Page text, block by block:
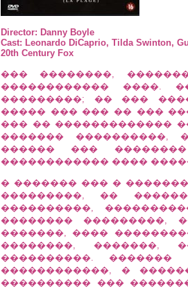
Director: Danny Boyle
Cast: Leonardo DiCaprio, Tilda Swinton,
20th Century Fox
��� ��������,
������������ ����.
���������; �� ���
����� ��� ��� �� ���
��� �� �������������
������� ����������,
������ ���
������������ ����
� ������� ��� �
���������, ��
����������,
�������� ���������,
�������, ����
��������, �������,
����������.
������������, �
���������� ���